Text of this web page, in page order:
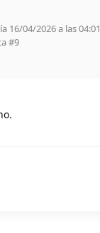
16/04/2026 a las 04:01
#9